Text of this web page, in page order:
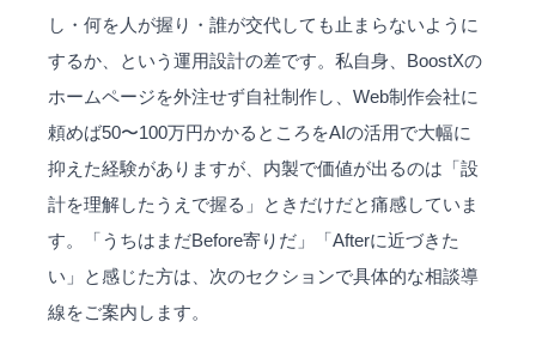
し・何を人が握り・誰が交代しても止まらないように
するか、という運用設計の差です。私自身、BoostXの
ホームページを外注せず自社制作し、Web制作会社に
頼めば50〜100万円かかるところをAIの活用で大幅に
抑えた経験がありますが、内製で価値が出るのは「設
計を理解したうえで握る」ときだけだと痛感していま
す。「うちはまだBefore寄りだ」「Afterに近づきた
い」と感じた方は、次のセクションで具体的な相談導
線をご案内します。